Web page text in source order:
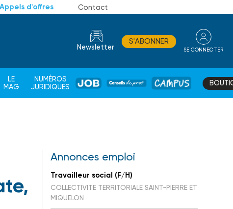
Appels d'offres Contact
Newsletter
S'ABONNER
SE CONNECTER
LE
MAG
NUMÉROS
JURIDIQUES
JOB
DE
CAMPUS
Annonces emploi
Travailleur social (F/H)
COLLECTIVITE TERRITORIALE SAINT-PIERRE ET
MIQUELON